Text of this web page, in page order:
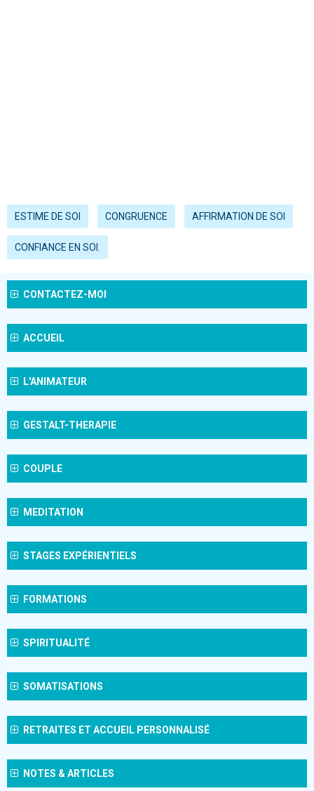
ESTIME DE SOI CONGRUENCE AFFIRMATION DE SOI
CONFIANCE EN SOI.
CONTACTEZ-MOI
ACCUEIL
L'ANIMATEUR
GESTALT-THERAPIE
COUPLE
MEDITATION
STAGES EXPÉRIENTIELS
FORMATIONS
SPIRITUALITÉ
SOMATISATIONS
RETRAITES ET ACCUEIL PERSONNALISÉ
NOTES & ARTICLES